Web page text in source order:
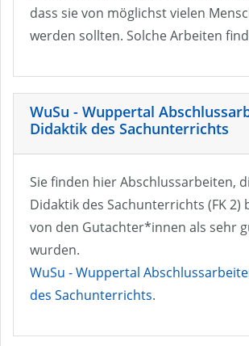
dass sie von möglichst vielen
werden sollten. Solche Arbeiten
WuSu - Wuppertal
Didaktik des Sachunterrichts
Sie finden hier Abschlussarbeiten,
Didaktik des Sachunterrichts (FK 2)
von den Gutachter*innen als sehr
wurden.
WuSu - Wuppertal
des Sachunterrichts.